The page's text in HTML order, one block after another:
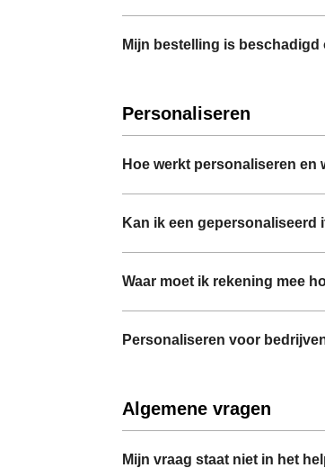
Mijn bestelling is
Personaliseren
Hoe werkt personaliseren en
Kan ik een gepersonaliseerd
Waar moet ik rekening mee
Personaliseren voor
Algemene vragen
Mijn vraag staat niet in het